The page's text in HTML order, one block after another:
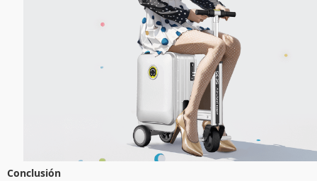
Conclusión